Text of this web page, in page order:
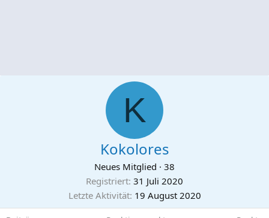
K
Kokolores
Neues Mitglied · 38
Registriert 31 Juli 2020
Letzte Aktivität 19 August 2020